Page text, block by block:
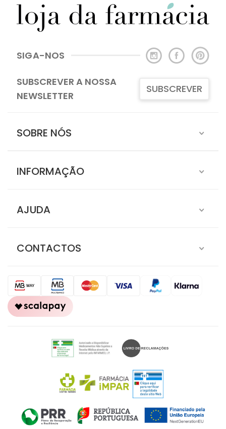
SIGA-NOS
SUBSCREVER A NOSSA
NEWSLETTER
SUBSCREVER
SOBRE NÓS
INFORMAÇÃO
AJUDA
CONTACTOS